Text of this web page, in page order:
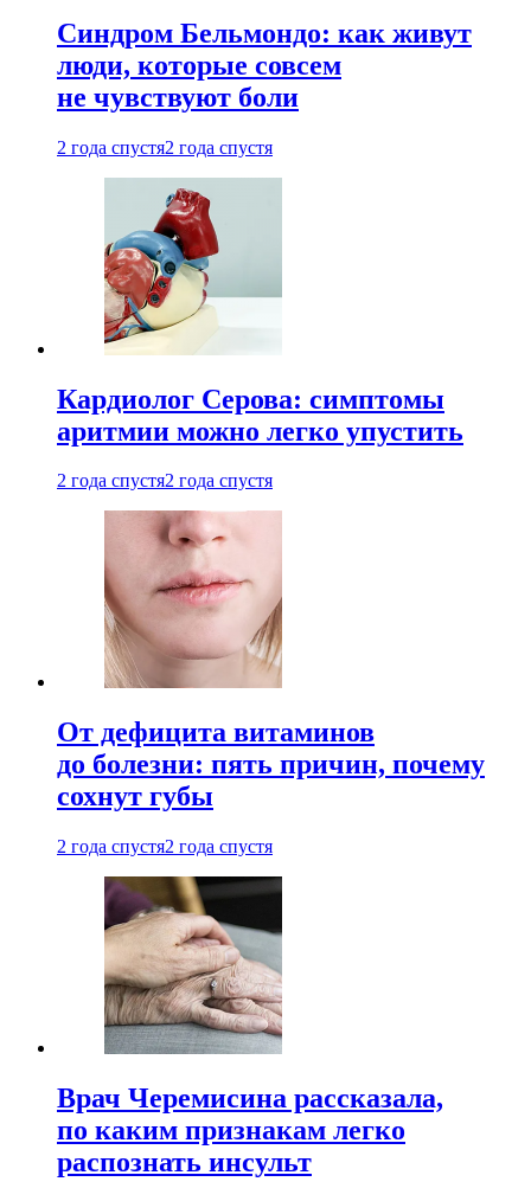
Синдром Бельмондо: как живут
люди, которые совсем
не чувствуют боли
2 года спустя2 года спустя
Кардиолог Серова: симптомы
аритмии можно легко упустить
2 года спустя2 года спустя
От дефицита витаминов
до болезни: пять причин, почему
сохнут губы
2 года спустя2 года спустя
Врач Черемисина рассказала,
по каким признакам легко
распознать инсульт